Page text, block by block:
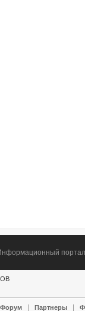
Партнеры